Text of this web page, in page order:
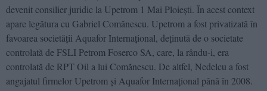
devenit consilier juridic la Upetrom 1 Mai Ploieşti. În acest context
apare legătura cu Gabriel Comănescu. Upetrom a fost privatizată în
favoarea societăţii Aquafor Internaţional, deţinută de o societate
controlată de FSLI Petrom Foserco SA, care, la rându-i, era
controlată de RPT Oil a lui Comănescu. De altfel, Nedelcu a fost
angajatul firmelor Upetrom şi Aquafor Internaţional până în 2008.